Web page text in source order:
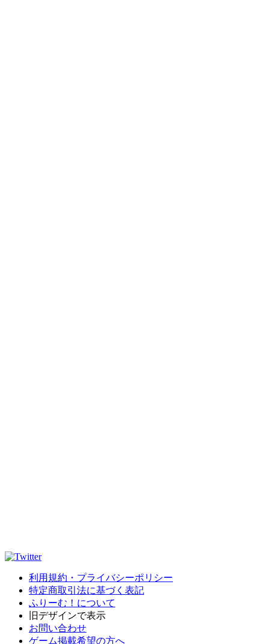
利用規約・プライバシーポリシー
特定商取引法に基づく表記
ふりーむ！について
旧デザインで表示
お問い合わせ
ゲーム掲載希望の方へ